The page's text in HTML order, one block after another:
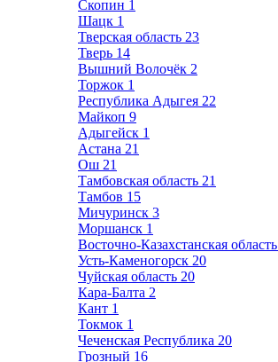
Скопин 1
Шацк 1
Тверская область 23
Тверь 14
Вышний Волочёк 2
Торжок 1
Республика Адыгея 22
Майкоп 9
Адыгейск 1
Астана 21
Ош 21
Тамбовская область 21
Тамбов 15
Мичуринск 3
Моршанск 1
Восточно-Казахстанская область
Усть-Каменогорск 20
Чуйская область 20
Кара-Балта 2
Кант 1
Токмок 1
Чеченская Республика 20
Грозный 16